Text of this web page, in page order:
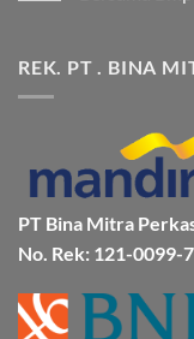
Jakarta
ke
Bitung
Lebih
pada
Ekspedisi
&
Aman
Bersama
Bmp
Cargo
REK. PT . BINA
PT Bina Mitra
No. Rek: 121-0099-